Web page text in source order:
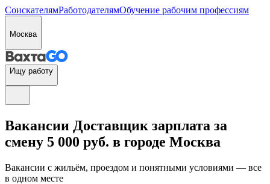
СоискателямРаботодателямОбучение рабочим профессиям
Москва
Ищу работу
Вакансии Доставщик зарплата за
смену 5 000 руб. в городе Москва
Вакансии с жильём, проездом и понятными условиями — все
в одном месте